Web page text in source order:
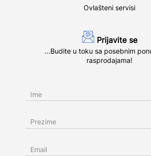
Ovlašteni servisi
Prijavite se
...Budite u toku sa posebnim
rasprodajama!
Ime
Prezime
Email